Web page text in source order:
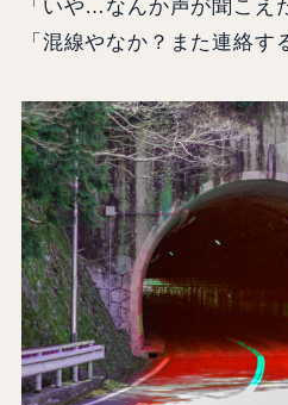
「いや…なんか声が聞こえ
「混線やなか？また連絡す